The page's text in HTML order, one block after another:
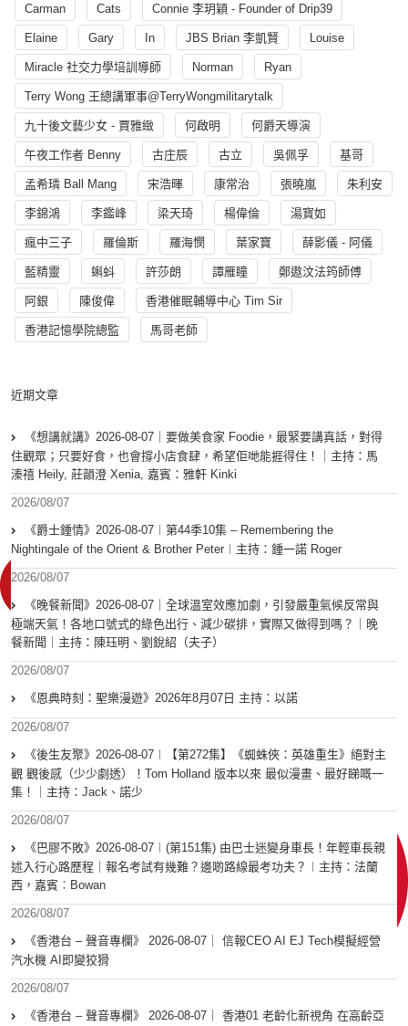
Carman Cats Connie 李玥穎 - Founder of Drip39
Elaine Gary In JBS Brian 李凱賢 Louise
Miracle 社交力學培訓導師 Norman Ryan
Terry Wong 王總講軍事@TerryWongmilitarytalk
九十後文藝少女 - 賈雅緻 何啟明 何爵天導演
午夜工作者 Benny 古庄辰 古立 吳佩孚 基哥
孟希璘 Ball Mang 宋浩暉 康常治 張曉嵐 朱利安
李錦鴻 李鑑峰 梁天琦 楊偉倫 湯寳如
瘋中三子 羅倫斯 羅海憫 葉家寶 薛影儀 - 阿儀
藍精靈 蝌蚪 許莎朗 譚雁瞳 鄭遨汶法筠師傅
阿銀 陳俊偉 香港催眠輔導中心 Tim Sir
香港記憶學院總監 馬哥老師
近期文章
《想講就講》2026-08-07｜要做美食家 Foodie，最緊要講真話，對得
住觀眾；只要好食，也會撐小店食肆，希望佢哋能捱得住！｜主持：馬
溱禧 Heily, 莊韻澄 Xenia, 嘉賓：雅軒 Kinki
2026/08/07
《爵士鍾情》2026-08-07︱第44季10集 – Remembering the
Nightingale of the Orient & Brother Peter︱主持：鍾一諾 Roger
2026/08/07
《晚餐新聞》2026-08-07｜全球溫室效應加劇，引發嚴重氣候反常與
極端天氣！各地口號式的綠色出行、減少碳排，實際又做得到嗎？｜晚
餐新聞｜主持：陳珏明、劉銳紹（夫子）
2026/08/07
《恩典時刻：聖樂漫遊》2026年8月07日 主持：以諾
2026/08/07
《後生友聚》2026-08-07︱【第272集】《蜘蛛俠：英雄重生》絕對主
觀 觀後感（少少劇透）！Tom Holland 版本以來 最似漫畫、最好睇嘅一
集！｜主持：Jack、諾少
2026/08/07
《巴膠不敗》2026-08-07︱(第151集) 由巴士迷變身車長！年輕車長親
述入行心路歷程｜報名考試有幾難？邊啲路線最考功夫？︱主持：法蘭
西，嘉賓︰Bowan
2026/08/07
《香港台 – 聲音專欄》 2026-08-07｜ 信報CEO AI EJ Tech模擬經營
汽水機 AI即變狡猾
2026/08/07
《香港台 – 聲音專欄》 2026-08-07｜ 香港01 老齡化新視角 在高齡亞